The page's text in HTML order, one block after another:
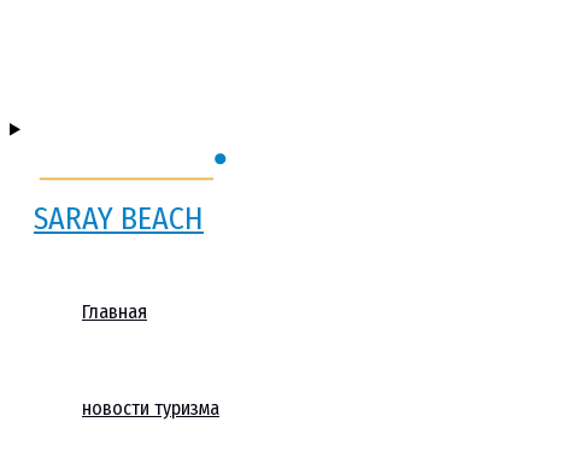
SARAY BEACH
Главная
новости туризма